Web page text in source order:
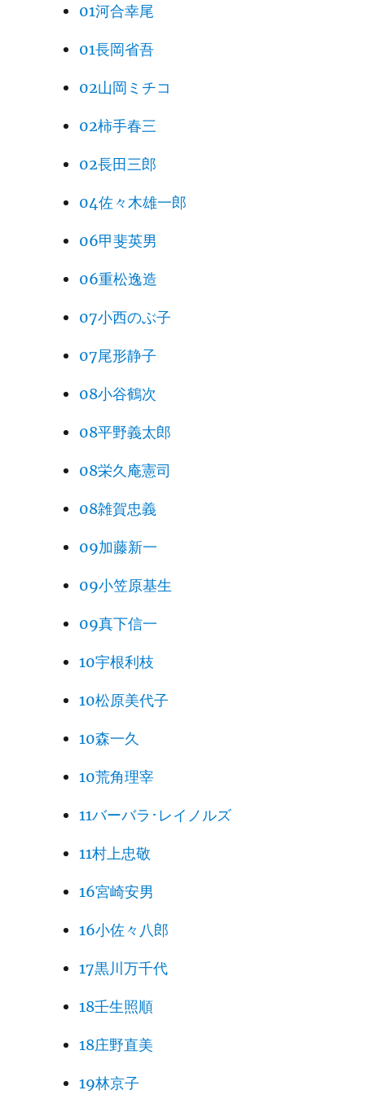
01河合幸尾
01長岡省吾
02山岡ミチコ
02柿手春三
02長田三郎
04佐々木雄一郎
06甲斐英男
06重松逸造
07小西のぶ子
07尾形静子
08小谷鶴次
08平野義太郎
08栄久庵憲司
08雑賀忠義
09加藤新一
09小笠原基生
09真下信一
10宇根利枝
10松原美代子
10森一久
10荒角理宰
11バーバラ･レイノルズ
11村上忠敬
16宮崎安男
16小佐々八郎
17黒川万千代
18壬生照順
18庄野直美
19林京子